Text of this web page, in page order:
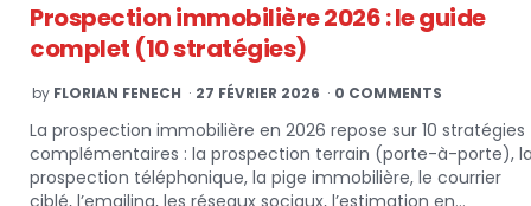
Prospection immobilière 2026 : le guide
complet (10 stratégies)
POSTED
BY
by FLORIAN FENECH 27 FÉVRIER 2026 0 COMMENTS
La prospection immobilière en 2026 repose sur 10 stratégies
complémentaires : la prospection terrain (porte-à-porte),
prospection téléphonique, la pige immobilière, le courrier